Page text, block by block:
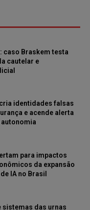
caso Braskem testa
cautelar e
identidades falsas
e acende alerta
para impactos
da expansão
IA no Brasil
sistemas das urnas